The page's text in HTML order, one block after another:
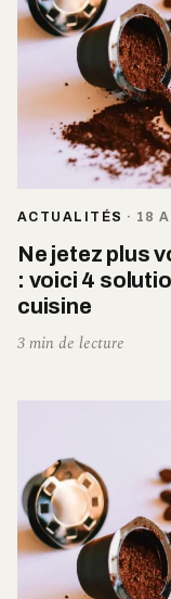
ACTUALITÉS · 18
Ne jetez plus
: voici 4
cuisine
3 min de lecture